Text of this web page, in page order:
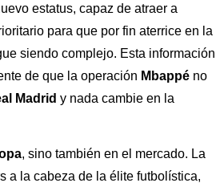
estatus, capaz de atraer a
para que por fin aterrice en la
siendo complejo. Esta información
de que la operación Mbappé no
Madrid y nada cambie en la
, sino también en el mercado. La
a la cabeza de la élite futbolística,